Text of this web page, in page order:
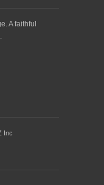
A faithful
Inc